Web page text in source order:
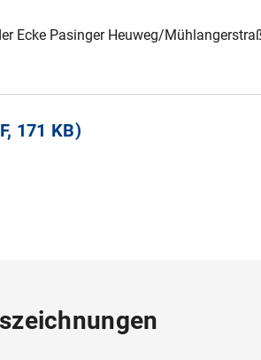
Ecke Pasinger Heuweg/
171 KB)